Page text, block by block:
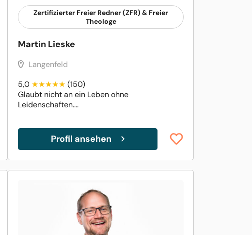
Zertifizierter Freier Redner (ZFR) & Freier
Theologe
Martin Lieske
Langenfeld
5,0
(150)
Glaubt nicht an ein Leben ohne
Leidenschaften....
Profil ansehen